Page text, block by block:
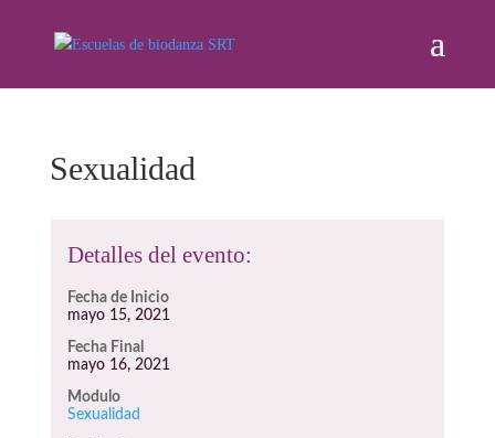
Sexualidad
Detalles del evento:
Fecha de Inicio
mayo 15, 2021
Fecha Final
mayo 16, 2021
Modulo
Sexualidad